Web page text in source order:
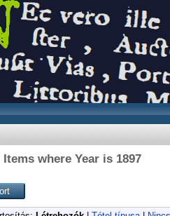
Items where Year is 1897